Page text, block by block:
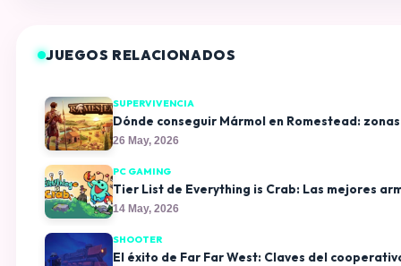
JUEGOS RELACIONADOS
SUPERVIVENCIA
Dónde conseguir Mármol en Romestead:
26 May, 2026
PC GAMING
Tier List de Everything is Crab: Las mejores
14 May, 2026
SHOOTER
El éxito de Far Far West: Claves del